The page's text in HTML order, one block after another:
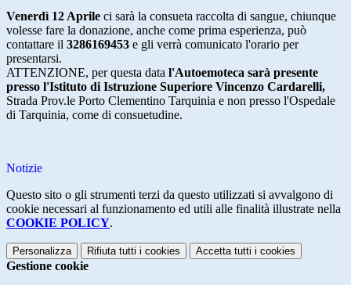
Venerdì 12 Aprile ci sarà la consueta raccolta di sangue, chiunque
volesse fare la donazione, anche come prima esperienza, può
contattare il 3286169453 e gli verrà comunicato l'orario per
presentarsi.
ATTENZIONE, per questa data l'Autoemoteca sarà presente
presso l'Istituto di Istruzione Superiore Vincenzo Cardarelli,
Strada Prov.le Porto Clementino Tarquinia e non presso l'Ospedale
di Tarquinia, come di consuetudine.
Notizie
Questo sito o gli strumenti terzi da questo utilizzati si avvalgono di
cookie necessari al funzionamento ed utili alle finalità illustrate nella
COOKIE POLICY.
Personalizza Rifiuta tutti i cookies Accetta tutti i cookies
Gestione cookie